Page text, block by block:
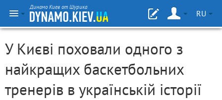
Динамо Киев от Шурика
RU
У Києві поховали одного з
найкращих баскетбольних
тренерів в українській історії